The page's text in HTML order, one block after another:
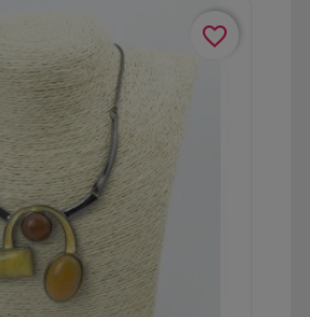
favorite_border